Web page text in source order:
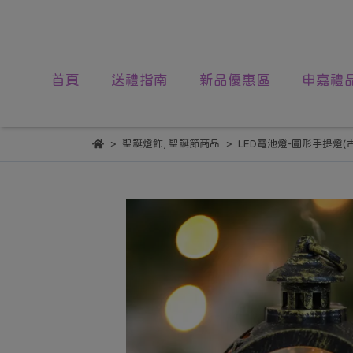
首頁 送禮指南 新品優惠區 申嘉禮
聖誕燈飾 聖誕節商品 LED電池燈-圓形手提燈(